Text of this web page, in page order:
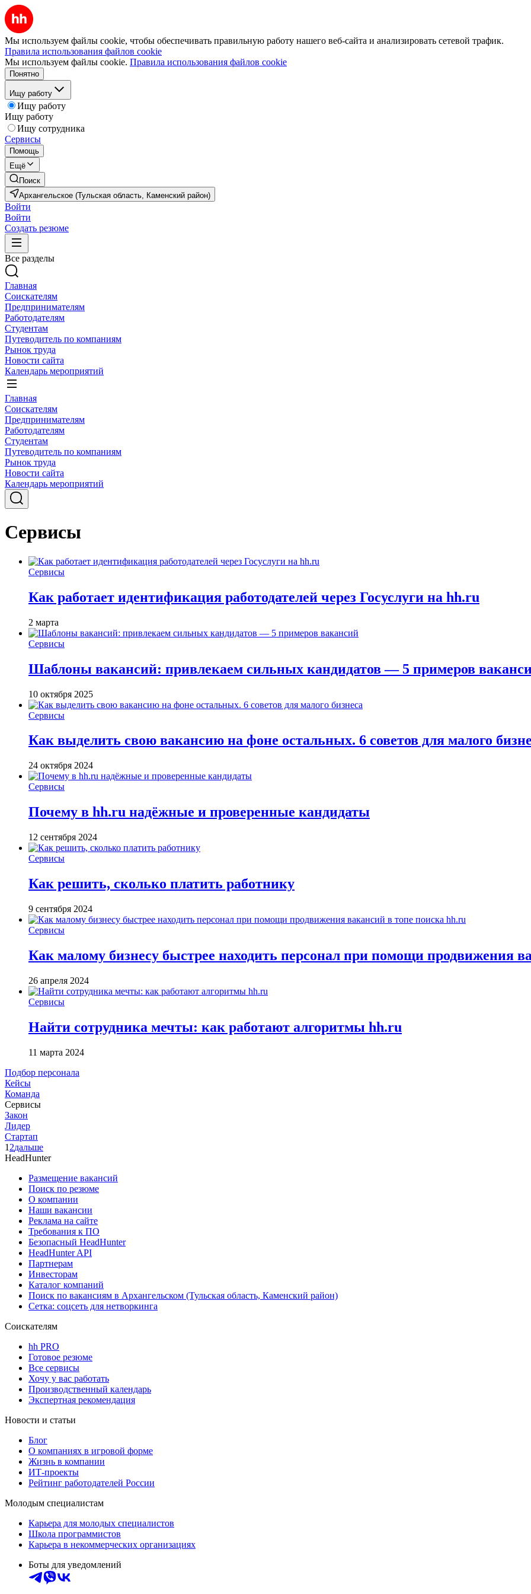
Мы используем файлы cookie, чтобы обеспечивать правильную работу нашего веб-сайта и анализировать сетевой трафик.
Правила использования файлов cookie
Мы используем файлы cookie. Правила использования файлов cookie
Понятно
Ищу работу
Ищу работу
Ищу работу
Ищу сотрудника
Сервисы
Помощь
Ещё
Поиск
Архангельское (Тульская область, Каменский район)
Войти
Войти
Создать резюме
Все разделы
Главная
Соискателям
Предпринимателям
Работодателям
Студентам
Путеводитель по компаниям
Рынок труда
Новости сайта
Календарь мероприятий
Главная
Соискателям
Предпринимателям
Работодателям
Студентам
Путеводитель по компаниям
Рынок труда
Новости сайта
Календарь мероприятий
Сервисы
Сервисы
Как работает идентификация работодателей через Госуслуги на hh.ru
2 марта
Сервисы
Шаблоны вакансий: привлекаем сильных кандидатов — 5 примеров
10 октября 2025
Сервисы
Как выделить свою вакансию на фоне остальных. 6 советов для малого
24 октября 2024
Сервисы
Почему в hh.ru надёжные и проверенные кандидаты
12 сентября 2024
Сервисы
Как решить, сколько платить работнику
9 сентября 2024
Сервисы
Как малому бизнесу быстрее находить персонал при помощи продвижения
26 апреля 2024
Сервисы
Найти сотрудника мечты: как работают алгоритмы hh.ru
11 марта 2024
Подбор персонала
Кейсы
Команда
Сервисы
Закон
Лидер
Стартап
1 2дальше
HeadHunter
Размещение вакансий
Поиск по резюме
О компании
Наши вакансии
Реклама на сайте
Требования к ПО
Безопасный HeadHunter
HeadHunter API
Партнерам
Инвесторам
Каталог компаний
Поиск по вакансиям в Архангельском (Тульская область, Каменский район)
Сетка: соцсеть для нетворкинга
Соискателям
hh PRO
Готовое резюме
Все сервисы
Хочу у вас работать
Производственный календарь
Экспертная рекомендация
Новости и статьи
Блог
О компаниях в игровой форме
Жизнь в компании
ИТ-проекты
Рейтинг работодателей России
Молодым специалистам
Карьера для молодых специалистов
Школа программистов
Карьера в некоммерческих организациях
Боты для уведомлений